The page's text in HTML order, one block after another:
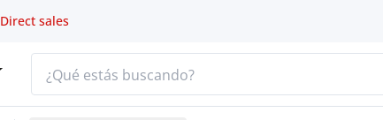
Direct sales